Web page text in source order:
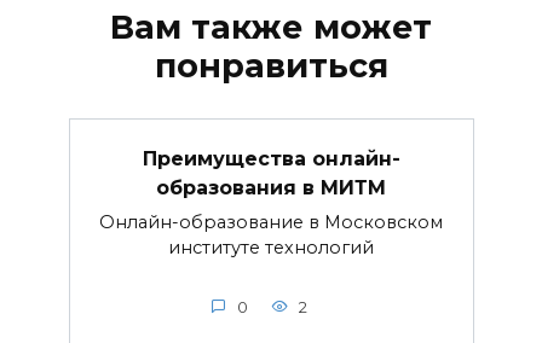
Вам также может
понравиться
Преимущества онлайн-
образования в МИТМ
Онлайн-образование в Московском
институте технологий
0 2